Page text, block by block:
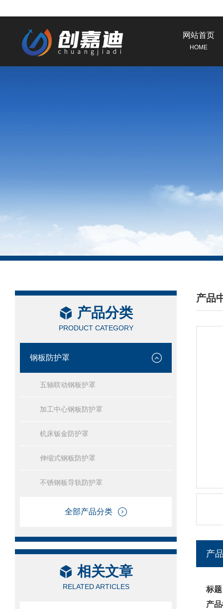
网站首页
HOME
产品分类
PRODUCT CATEGORY
钢板防护罩
五轴联动钢板护罩
加工中心钢板防护罩
机床钣金防护罩
伸缩式钢板防护罩
不锈钢板导轨防护罩
全部产品分类
相关文章
RELATED ARTICLES
产品
/
产
标
产